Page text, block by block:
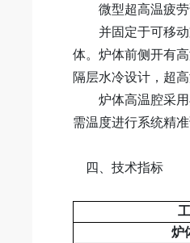
微型超高温疲劳
并固定于可移动
体。炉体前侧开有
隔层水冷设计，超
炉体高温腔采用
需温度进行系统精
四、技术指标
炉